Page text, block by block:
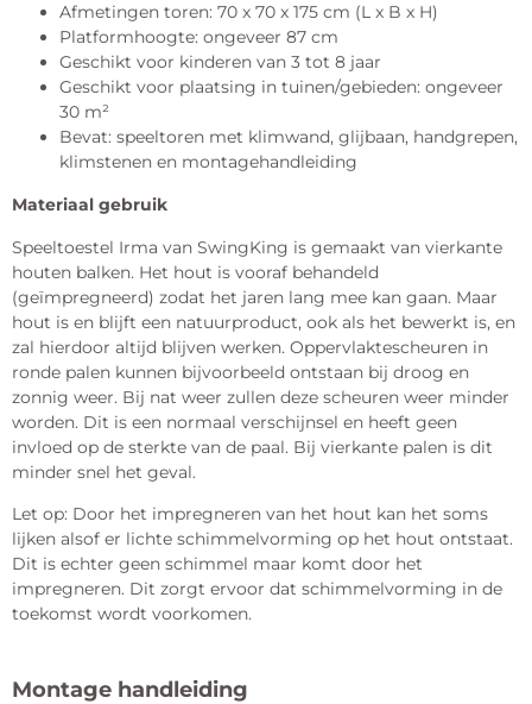
Afmetingen toren: 70 x 70 x 175 cm (L x B x H)
Platformhoogte: ongeveer 87 cm
Geschikt voor kinderen van 3 tot 8 jaar
Geschikt voor plaatsing in tuinen/gebieden: ongeveer
30 m²
Bevat: speeltoren met klimwand, glijbaan, handgrepen,
klimstenen en montagehandleiding
Materiaal gebruik
Speeltoestel Irma van SwingKing is gemaakt van vierkante
houten balken. Het hout is vooraf behandeld
(geïmpregneerd) zodat het jaren lang mee kan gaan. Maar
hout is en blijft een natuurproduct, ook als het bewerkt is, en
zal hierdoor altijd blijven werken. Oppervlaktescheuren in
ronde palen kunnen bijvoorbeeld ontstaan bij droog en
zonnig weer. Bij nat weer zullen deze scheuren weer minder
worden. Dit is een normaal verschijnsel en heeft geen
invloed op de sterkte van de paal. Bij vierkante palen is dit
minder snel het geval.
Let op: Door het impregneren van het hout kan het soms
lijken alsof er lichte schimmelvorming op het hout ontstaat.
Dit is echter geen schimmel maar komt door het
impregneren. Dit zorgt ervoor dat schimmelvorming in de
toekomst wordt voorkomen.
Montage handleiding